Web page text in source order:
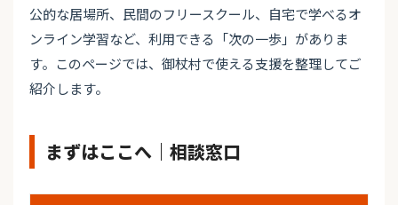
公的な居場所、民間のフリースクール、自宅で学べるオ
ンライン学習など、利用できる「次の一歩」がありま
す。このページでは、御杖村で使える支援を整理してご
紹介します。
まずはここへ｜相談窓口